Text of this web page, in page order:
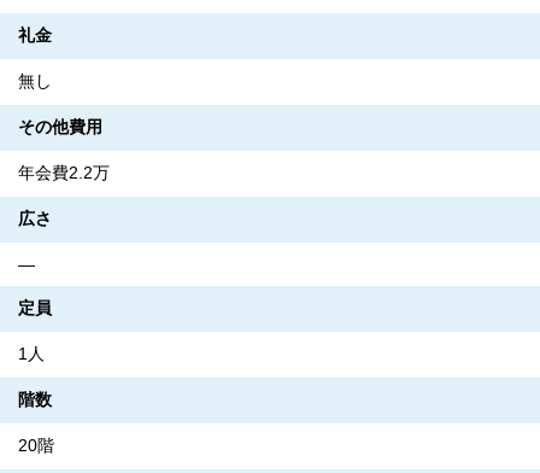
礼金
無し
その他費用
年会費2.2万
広さ
―
定員
1人
階数
20階